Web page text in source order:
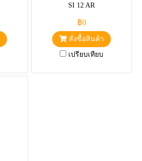
SI 12 AR
฿0
สั่งซื้อสินค้า
เปรียบเทียบ